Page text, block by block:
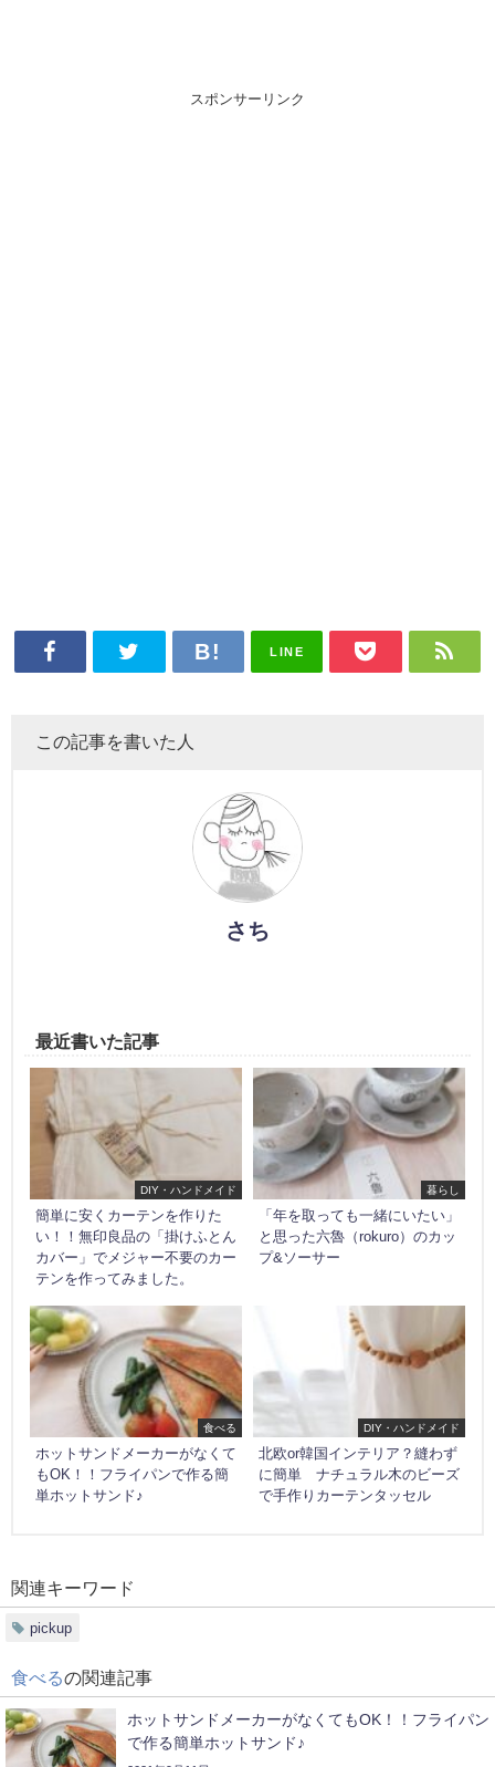
スポンサーリンク
LINE
この記事を書いた人
さち
最近書いた記事
DIY・ハンドメイド
簡単に安くカーテンを作りた
い！！無印良品の「掛けふとん
カバー」でメジャー不要のカー
テンを作ってみました。
暮らし
「年を取っても一緒にいたい」
と思った六魯（rokuro）のカッ
プ&ソーサー
食べる
ホットサンドメーカーがなくて
もOK！！フライパンで作る簡
単ホットサンド♪
DIY・ハンドメイド
北欧or韓国インテリア？縫わず
に簡単 ナチュラル木のビーズ
で手作りカーテンタッセル
関連キーワード
pickup
食べるの関連記事
ホットサンドメーカーがなくてもOK！！フライパン
で作る簡単ホットサンド♪